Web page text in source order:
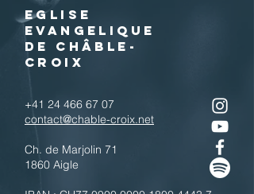
EGLISE
EVANGELIQUE
DE CHÂBLE-
CROIX
+41 24 466 67 07
contact@chable-croix.net
Ch. de Marjolin 71
1860 Aigle